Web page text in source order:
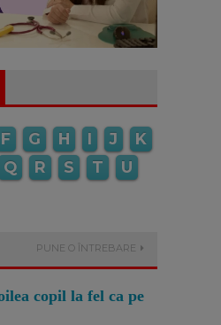
F G H I J
K
Q R S T
U
PUNE O ÎNTREBARE
copil la fel ca pe